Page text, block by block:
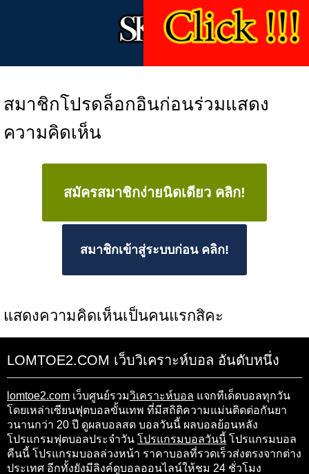
สมาชิกโปรดล็อกอินก่อนร่วมแสดง
ความคิดเห็น
สมัครสมาชิกง่ายนิดเดียว คลิก!
สมาชิกเข้าสู่ระบบก่อน คลิก!
แสดงความคิดเห็นเป็นคนแรกสิคะ
LOMTOE2.COM เว็บวิเคราะห์บอล อันดับหนึ่ง
lomtoe2.com เว็บศูนย์รวมวิเคราะห์บอล แจกทีเด็ดบอลทุกวัน
โดยเหล่าเซียนฟุตบอลขั้นเทพ ที่มีสถิติความแม่นติดต่อกันยา
วนานกว่า 20 ปี ดูผลบอลสด บอลวันนี้ ผลบอลย้อนหลัง
โปรแกรมฟุตบอลประจำวัน โปรแกรมบอลวันนี้ โปรแกรมบอล
คืนนี้ โปรแกรมบอลล่วงหน้า ราคาบอลที่รวดเร็วส่งตรงจากต่าง
ประเทศ อีกทั้งยังมีลิงค์ดูบอลออนไลน์ให้ชม 24 ชั่วโมง